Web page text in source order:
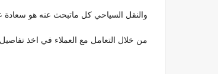
والنقل السياحي كل ماتبحث عنه هو سعادة
من خلال التعامل مع العملاء في اخذ تفاصيل